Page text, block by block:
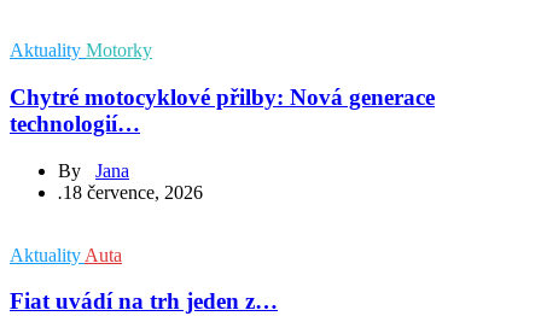
Aktuality Motorky
Chytré motocyklové přilby: Nová generace
technologií…
By Jana
.18 července, 2026
Aktuality Auta
Fiat uvádí na trh jeden z…